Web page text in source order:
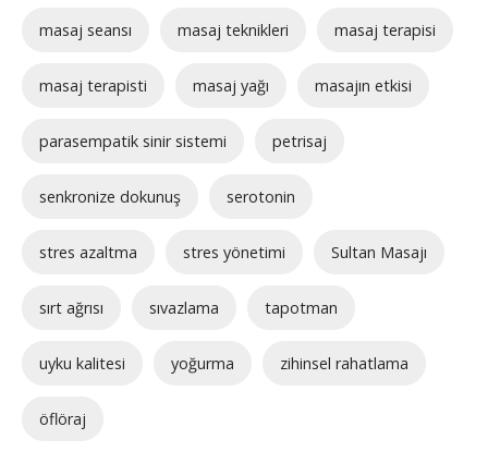
masaj seansı masaj teknikleri masaj terapisi
masaj terapisti masaj yağı masajın etkisi
parasempatik sinir sistemi petrisaj
senkronize dokunuş serotonin
stres azaltma stres yönetimi Sultan Masajı
sırt ağrısı sıvazlama tapotman
uyku kalitesi yoğurma zihinsel rahatlama
öflöraj